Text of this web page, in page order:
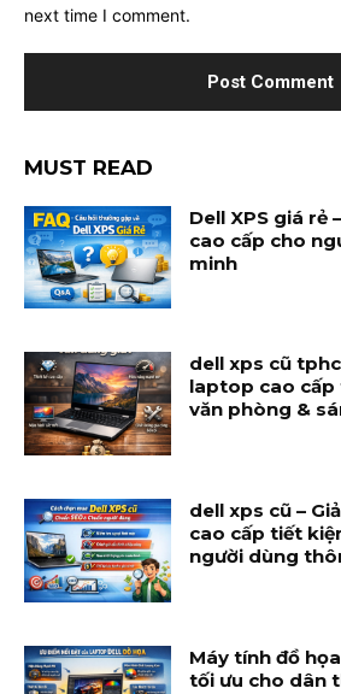
next time I comment.
MUST READ
Dell XPS giá rẻ
cao cấp cho
minh
dell xps cũ
laptop cao
văn phòng &
dell xps cũ –
cao cấp tiết
người dùng
Máy tính đồ
tối ưu cho dân